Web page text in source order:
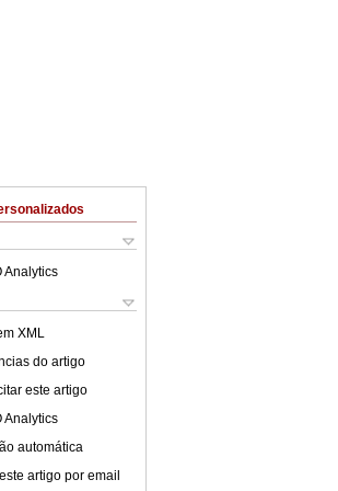
Analytics
XML
do artigo
este artigo
Analytics
automática
artigo por email